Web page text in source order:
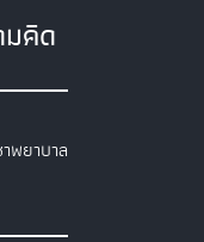
มคิด
พยาบาล